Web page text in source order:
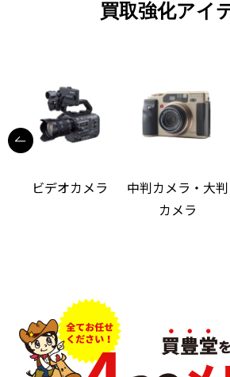
買取強化アイ
ビデオカメラ
中判カメラ・大判
カメラ